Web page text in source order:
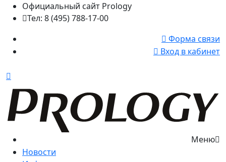
Официальный сайт Prology
Тел: 8 (495) 788-17-00
Форма связи
Вход в кабинет
Меню
Новости